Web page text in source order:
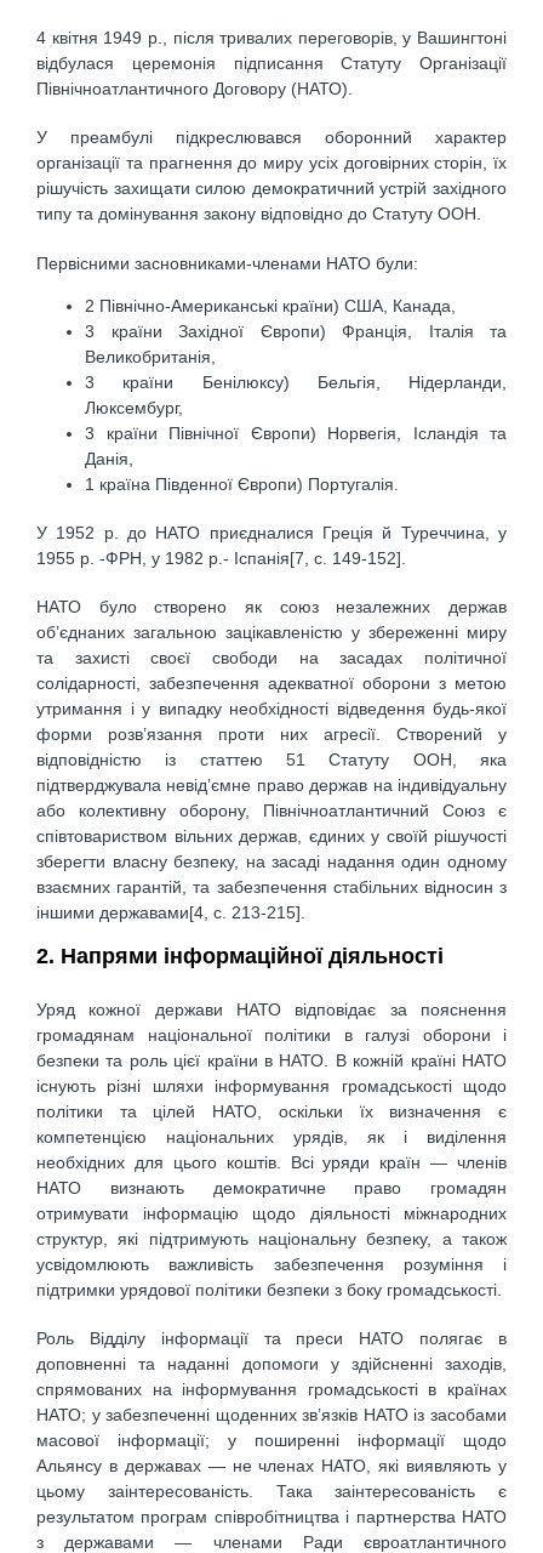
4 квітня 1949 p., після тривалих переговорів, у Вашингтоні
відбулася церемонія підписання Статуту Організації
Північноатлантичного Договору (НАТО).
У преамбулі підкреслювався оборонний характер
організації та прагнення до миру усіх договірних сторін, їх
рішучість захищати силою демократичний устрій західного
типу та домінування закону відповідно до Статуту ООН.
Первісними засновниками-членами НАТО були:
2 Північно-Американські країни) США, Канада,
3 країни Західної Європи) Франція, Італія та
Великобританія,
3 країни Бенілюксу) Бельгія, Нідерланди,
Люксембург,
3 країни Північної Європи) Норвегія, Ісландія та
Данія,
1 країна Південної Європи) Португалія.
У 1952 p. до НАТО приєдналися Греція й Туреччина, у
1955 p. -ФРН, у 1982 p.- Іспанія[7, c. 149-152].
НАТО було створено як союз незалежних держав
об’єднаних загальною зацікавленістю у збереженні миру
та захисті своєї свободи на засадах політичної
солідарності, забезпечення адекватної оборони з метою
утримання і у випадку необхідності відведення будь-якої
форми розв’язання проти них агресії. Створений у
відповідністю із статтею 51 Статуту ООН, яка
підтверджувала невід’ємне право держав на індивідуальну
або колективну оборону, Північноатлантичний Союз є
співтовариством вільних держав, єдиних у своїй рішучості
зберегти власну безпеку, на засаді надання один одному
взаємних гарантій, та забезпечення стабільних відносин з
іншими державами[4, c. 213-215].
2. Напрями інформаційної діяльності
Уряд кожної держави НАТО відповідає за пояснення
громадянам національної політики в галузі оборони і
безпеки та роль цієї країни в НАТО. В кожній країні НАТО
існують різні шляхи інформування громадськості щодо
політики та цілей НАТО, оскільки їх визначення є
компетенцією національних урядів, як і виділення
необхідних для цього коштів. Всі уряди країн — членів
НАТО визнають демократичне право громадян
отримувати інформацію щодо діяльності міжнародних
структур, які підтримують національну безпеку, а також
усвідомлюють важливість забезпечення розуміння і
підтримки урядової політики безпеки з боку громадськості.
Роль Відділу інформації та преси НАТО полягає в
доповненні та наданні допомоги у здійсненні заходів,
спрямованих на інформування громадськості в країнах
НАТО; у забезпеченні щоденних зв’язків НАТО із засобами
масової інформації; у поширенні інформації щодо
Альянсу в державах — не членах НАТО, які виявляють у
цьому заінтересованість. Така заінтересованість є
результатом програм співробітництва і партнерства НАТО
з державами — членами Ради євроатлантичного